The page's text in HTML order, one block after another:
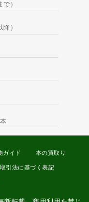
）
）
ガイド 本の買取り
引法に基づく表記